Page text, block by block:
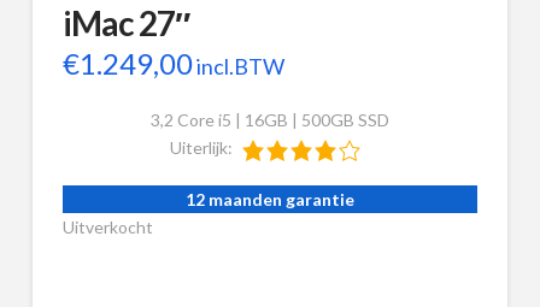
iMac 27″
€1.249,00incl.BTW
3,2 Core i5 | 16GB | 500GB SSD
Uiterlijk:
12 maanden garantie
Uitverkocht